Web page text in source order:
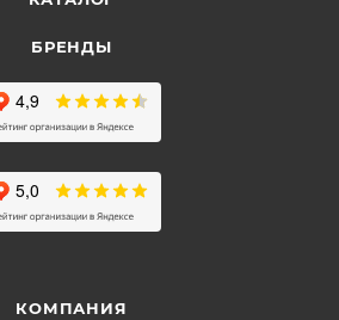
БРЕНДЫ
КОМПАНИЯ